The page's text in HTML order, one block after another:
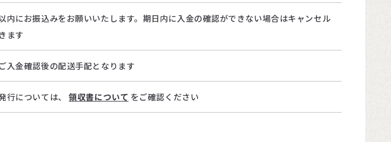
内にお振込みをお願いいたします。期日内に入金の確認ができない場合はキャンセル
ます
入金確認後の配送手配となります
行については、領収書について をご確認ください